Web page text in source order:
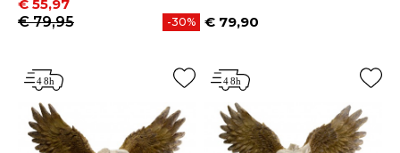
€ 55,97
€ 79,95
-30% Prijs
€ 79,90